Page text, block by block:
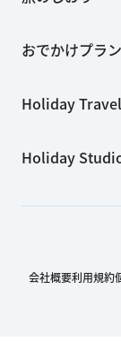
おでかけプラ
Holiday Travel
Holiday
会社概要利用規約